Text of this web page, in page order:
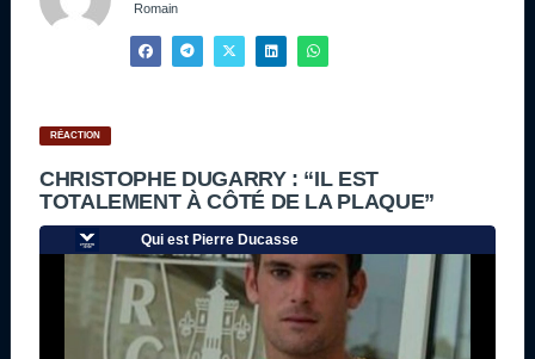
Romain
RÉACTION
CHRISTOPHE DUGARRY : “IL EST
TOTALEMENT À CÔTÉ DE LA PLAQUE”